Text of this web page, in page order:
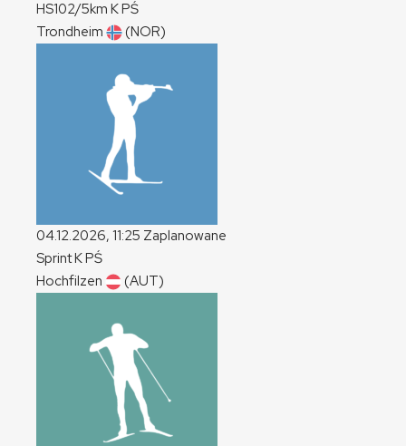
HS102/5km KPŚ
Trondheim
(NOR)
04.12.2026, 11:25 Zaplanowane
SprintKPŚ
Hochfilzen
(AUT)